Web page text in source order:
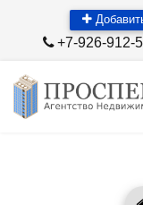
+7-926-912-